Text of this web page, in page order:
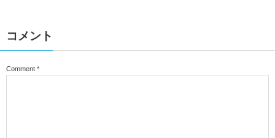
コメント
Comment *